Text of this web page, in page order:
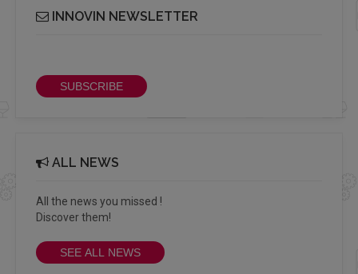
INNOVIN NEWSLETTER
SUBSCRIBE
ALL NEWS
All the news you missed !
Discover them!
SEE ALL NEWS